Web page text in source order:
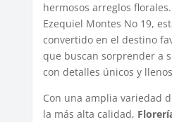
hermosos arreglos
Ezequiel Montes No 19,
convertido en el destino
que buscan sorprender a
con detalles únicos y
Con una amplia variedad
la más alta calidad,